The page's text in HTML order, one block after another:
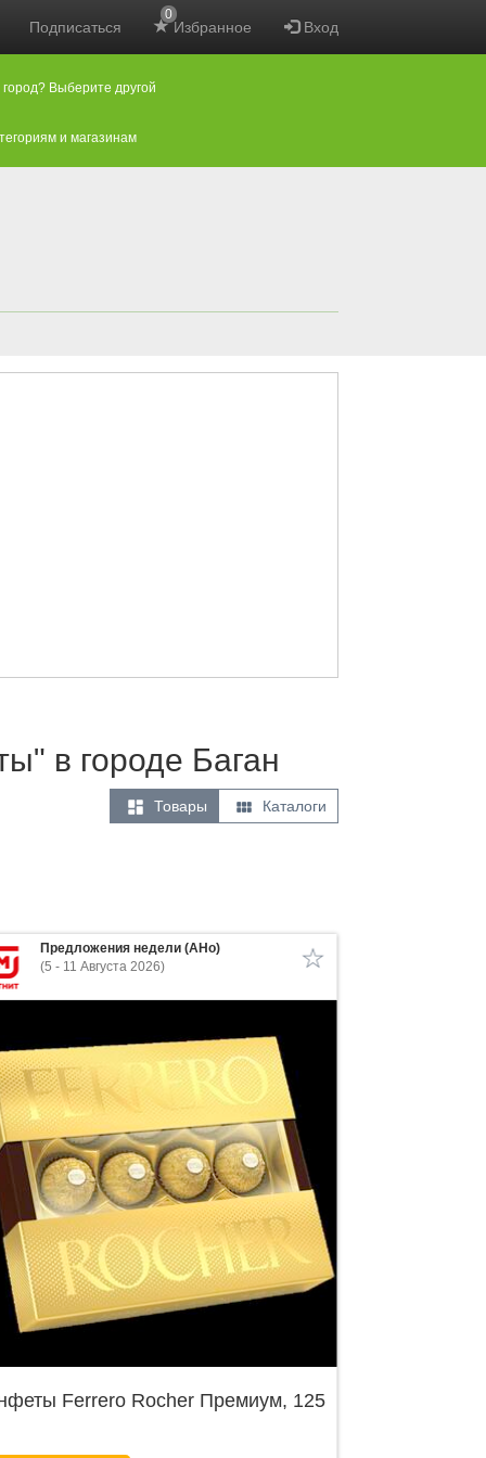
Подписаться Избранное
0
Вход
Выберите другой
и магазинам
в городе Баган
 Товары  Каталоги
Предложения недели (АНо)
(5 - 11 Августа 2026)
Ferrero Rocher Премиум, 125